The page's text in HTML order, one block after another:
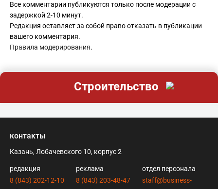
Все комментарии публикуются только после модерации с
задержкой 2-10 минут.
Редакция оставляет за собой право отказать в публикации
вашего комментария.
Правила модерирования.
Строительство
контакты
Казань, Лобачевского 10, корпус 2
редакция
8 (843) 202-12-10
реклама
8 (843) 203-48-47
отдел персонала
staff@business-